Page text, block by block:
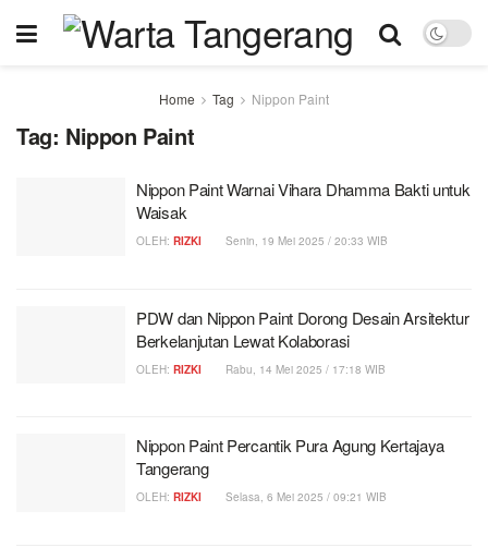
Home Tag Nippon Paint
Tag: Nippon Paint
Nippon Paint Warnai Vihara Dhamma Bakti untuk
Waisak
OLEH: RIZKI Senin, 19 Mei 2025 / 20:33 WIB
PDW dan Nippon Paint Dorong Desain Arsitektur
Berkelanjutan Lewat Kolaborasi
OLEH: RIZKI Rabu, 14 Mei 2025 / 17:18 WIB
Nippon Paint Percantik Pura Agung Kertajaya
Tangerang
OLEH: RIZKI Selasa, 6 Mei 2025 / 09:21 WIB